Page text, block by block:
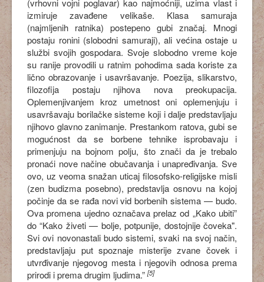
(vrhovni vojni poglavar) kao najmoćniji, uzima vlast i
izmiruje zavađene velikaše. Klasa samuraja
(najmljenih ratnika) postepeno gubi značaj. Mnogi
postaju ronini (slobodni samuraji), ali većina ostaje u
službi svojih gospodara. Svoje slobodno vreme koje
su ranije provodili u ratnim pohodima sada koriste za
lično obrazovanje i usavršavanje. Poezija, slikarstvo,
filozofija postaju njihova nova preokupacija.
Oplemenjivanjem kroz umetnost oni oplemenjuju i
usavršavaju borilačke sisteme koji i dalje predstavljaju
njihovo glavno zanimanje. Prestankom ratova, gubi se
mogućnost da se borbene tehnike isprobavaju i
primenjuju na bojnom polju, što znači da je trebalo
pronaći nove načine obučavanja i unapređivanja. Sve
ovo, uz veoma snažan uticaj filosofsko-religijske misli
(zen budizma posebno), predstavlja osnovu na kojoj
počinje da se rađa novi vid borbenih sistema — budo.
Ova promena ujedno označava prelaz od „Kako ubiti”
do “Kako živeti — bolje, potpunije, dostojnije čoveka".
Svi ovi novonastali budo sistemi, svaki na svoj način,
predstavljaju put spoznaje misterije zvane čovek i
utvrđivanje njegovog mesta i njegovih odnosa prema
prirodi i prema drugim ljudima.”[5]